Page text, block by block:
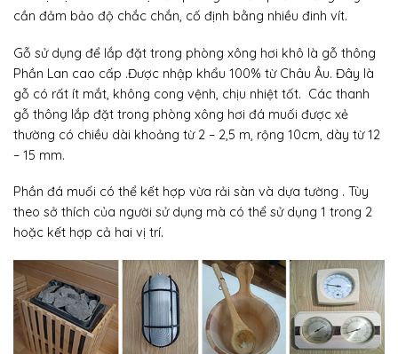
cần đảm bảo độ chắc chắn, cố định bằng nhiều đinh vít.
Gỗ sử dụng để lắp đặt trong phòng xông hơi khô là gỗ thông
Phần Lan cao cấp .Được nhập khẩu 100% từ Châu Âu. Đây là
gỗ có rất ít mắt, không cong vệnh, chịu nhiệt tốt. Các thanh
gỗ thông lắp đặt trong phòng xông hơi đá muối được xẻ
thường có chiều dài khoảng từ 2 – 2,5 m, rộng 10cm, dày từ 12
– 15 mm.
Phần đá muối có thể kết hợp vừa rải sàn và dựa tường . Tùy
theo sở thích của người sử dụng mà có thể sử dụng 1 trong 2
hoặc kết hợp cả hai vị trí.